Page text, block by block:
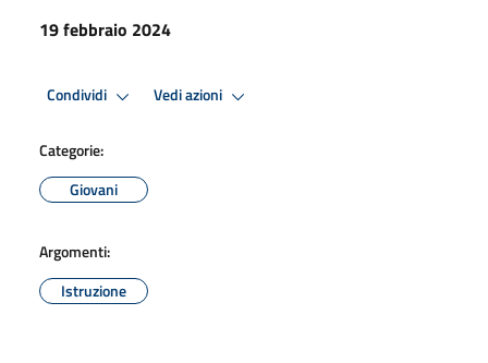
19 febbraio 2024
Condividi Vedi azioni
Categorie:
Giovani
Argomenti:
Istruzione